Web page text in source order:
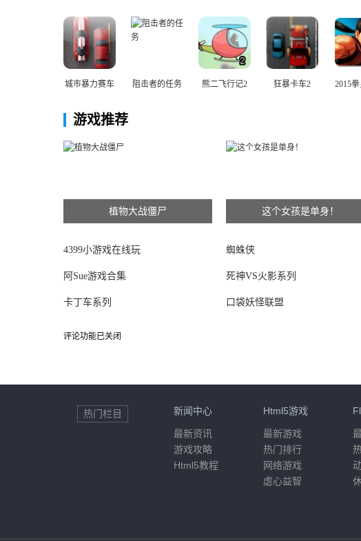
城市暴力赛车 阻击者的任务 熊二飞行记2 狂暴卡车2
2015
游戏推荐
植物大战僵尸 这个女孩是单身！
4399小游戏在线玩 蜘蛛侠
阿Sue游戏合集 死神VS火影系列
卡丁车系列 口袋妖怪联盟
评论功能已关闭
新闻中心
最新资讯
游戏攻略
Html5教程
Html5游戏
最新游戏
热门排行
网络游戏
虐心益智
热门栏目